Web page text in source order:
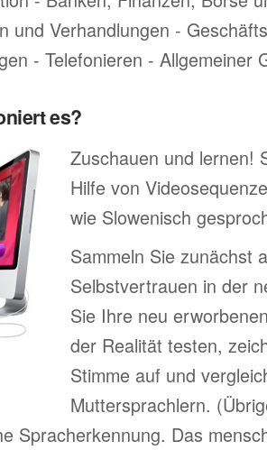
und Verhandlungen -
- Telefonieren - Allgemeiner
es?
Zuschauen und lernen!
Hilfe von
wie Slowenisch
Sammeln Sie zunächst
Selbstvertrauen in der
Sie Ihre neu
der Realität testen,
Stimme auf und
Muttersprachlern.
Spracherkennung. Das